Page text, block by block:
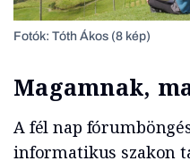
Fotók: Tóth Ákos (8 kép)
Magamnak,
A fél nap
informatikus szakon